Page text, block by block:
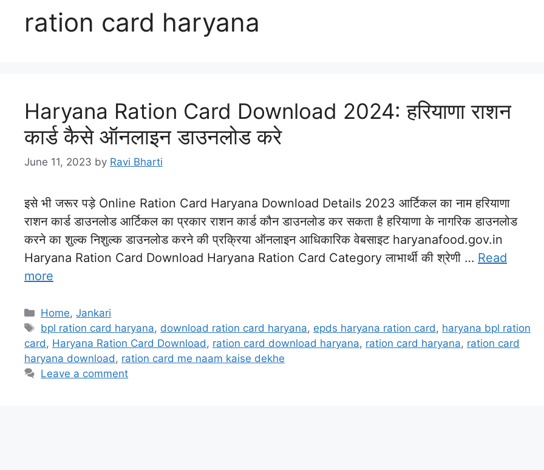
ration card haryana
Haryana Ration Card Download 2024: हरियाणा राशन
कार्ड कैसे ऑनलाइन डाउनलोड करे
June 11, 2023 by Ravi Bharti
इसे भी जरूर पड़े Online Ration Card Haryana Download Details 2023 आर्टिकल का नाम हरियाणा
राशन कार्ड डाउनलोड आर्टिकल का प्रकार राशन कार्ड कौन डाउनलोड कर सकता है हरियाणा के नागरिक डाउनलोड
करने का शुल्क निशुल्क डाउनलोड करने की प्रक्रिया ऑनलाइन आधिकारिक वेबसाइट haryanafood.gov.in
Haryana Ration Card Download Haryana Ration Card Category लाभार्थी की श्रेणी … Read
more
Categories
Home,Jankari
Tags
bpl ration card haryana, download ration card haryana, epds haryana ration card , haryana bpl ration
card , Haryana Ration Card Download , ration card download haryana, ration card haryana, ration card
haryana download , ration card me naam kaise dekhe
Leave a comment